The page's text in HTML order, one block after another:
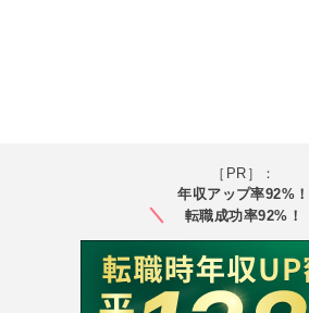
［PR］：
年収アップ率92%！
転職成功率92%！